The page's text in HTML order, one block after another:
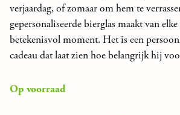
verjaardag, of zomaar om hem te
gepersonaliseerde bierglas maakt van
betekenisvol moment. Het is een
cadeau dat laat zien hoe belangrijk hij
Op voorraad